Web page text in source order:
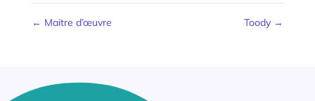
← Maitre d’œuvre Toody →